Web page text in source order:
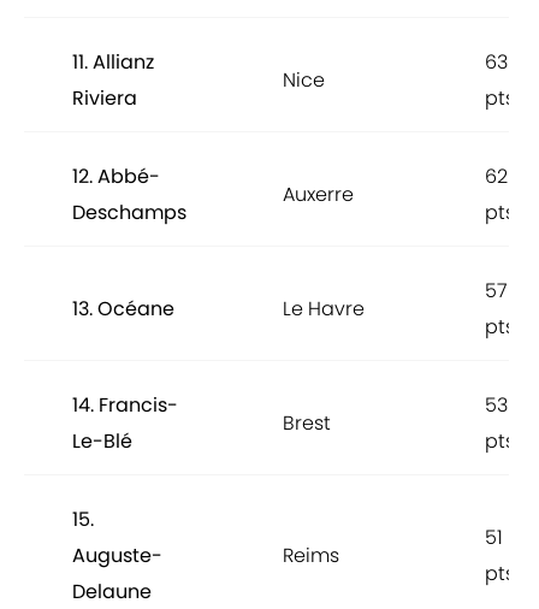
11. Allianz
Riviera
Nice
63
pts
12. Abbé-
Deschamps
Auxerre
62
pts
13. Océane Le Havre
57
pts
14. Francis-
Le-Blé
Brest
53
pts
15.
Auguste-
Delaune
Reims
51
pts